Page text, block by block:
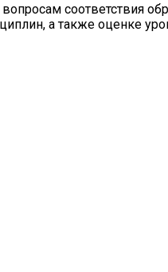
соответствия
а также оценке